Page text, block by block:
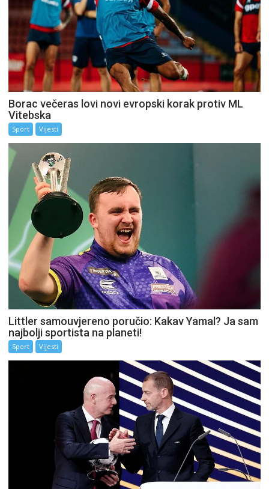
Borac večeras lovi novi evropski korak protiv ML
Vitebska
Sport Vijesti
Littler samouvjereno poručio: Kakav Yamal? Ja sam
najbolji sportista na planeti!
Sport Vijesti